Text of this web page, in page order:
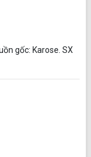
gốc: Karose. SX